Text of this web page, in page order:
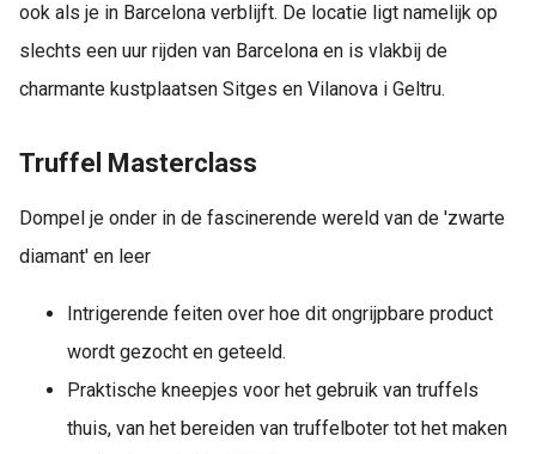
ook als je in Barcelona verblijft. De locatie ligt namelijk op
slechts een uur rijden van Barcelona en is vlakbij de
charmante kustplaatsen Sitges en Vilanova i Geltru.
Truffel Masterclass
Dompel je onder in de fascinerende wereld van de 'zwarte
diamant' en leer
Intrigerende feiten over hoe dit ongrijpbare product
wordt gezocht en geteeld.
Praktische kneepjes voor het gebruik van truffels
thuis, van het bereiden van truffelboter tot het maken